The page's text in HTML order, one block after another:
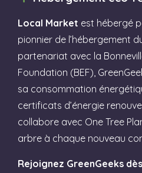
Local Market est hébergé
pionnier de l’hébergement
partenariat avec la
Foundation (BEF),
sa consommation
certificats d’énergie
collabore avec One Tree
arbre à chaque nouveau
Rejoignez GreenGeeks